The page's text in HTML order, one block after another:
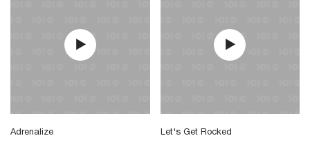
Adrenalize Let's Get Rocked